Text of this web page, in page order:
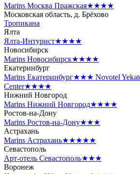
Marins Москва Пражская★★★★
Московская область, д. Брёхово
Тропикана
Ялта
Ялта-Интурист★★★★
Новосибирск
Marins Новосибирск★★★★
Екатеринбург
Marins Екатеринбург★★★ Novotel
Center★★★★
Нижний Новгород
Marins Нижний Новгород★★★★
Ростов-на-Дону
Marins Ростов-на-Дону★★★
Астрахань
Marins Астрахань★★★★★
Севастополь
Арт-отель Севастополь★★★
Воронеж